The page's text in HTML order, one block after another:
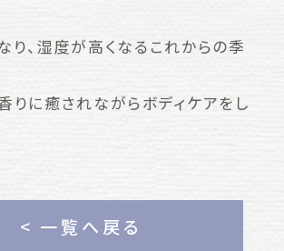
り、湿度が高くなるこれからの季
りに癒されながらボディケアをし
< 一覧へ戻る